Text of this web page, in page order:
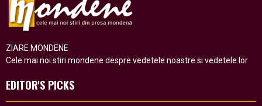
ZIARE MONDENE
Cele mai noi stiri mondene despre vedetele noastre si vedetele lor
EDITOR'S PICKS